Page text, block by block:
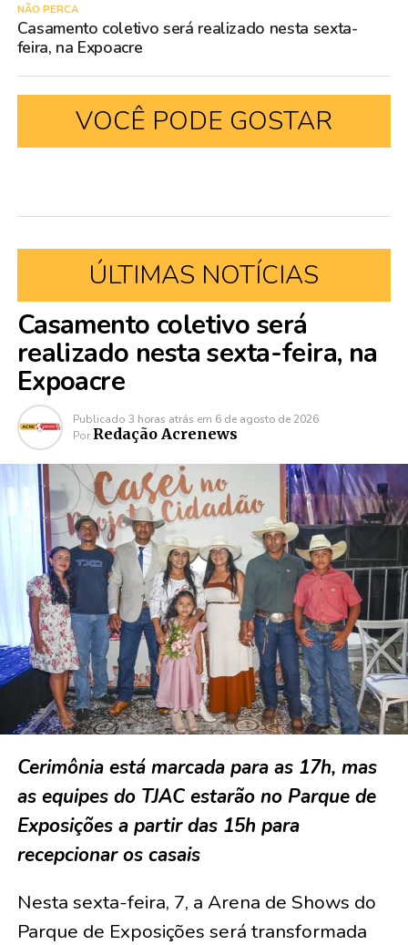
NÃO PERCA
Casamento coletivo será realizado nesta sexta-
feira, na Expoacre
VOCÊ PODE GOSTAR
ÚLTIMAS NOTÍCIAS
Casamento coletivo será
realizado nesta sexta-feira, na
Expoacre
Publicado 3 horas atrás em 6 de agosto de 2026
Por Redação Acrenews
Cerimônia está marcada para as 17h, mas
as equipes do TJAC estarão no Parque de
Exposições a partir das 15h para
recepcionar os casais
Nesta sexta-feira, 7, a Arena de Shows do
Parque de Exposições será transformada